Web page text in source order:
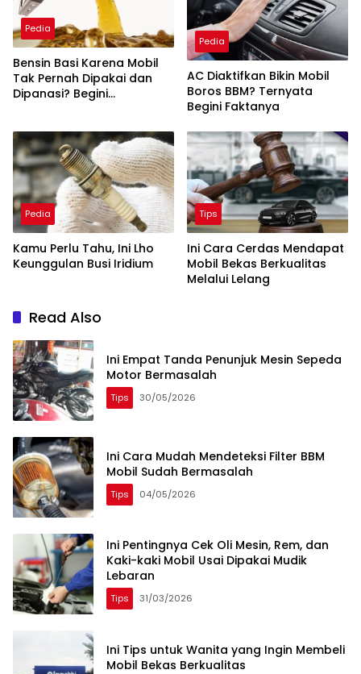
Pedia
Bensin Basi Karena Mobil
Tak Pernah Dipakai dan
Dipanasi? Begini
Pedia
AC Diaktifkan Bikin Mobil
Boros BBM? Ternyata
Begini Faktanya
Pedia
Kamu Perlu Tahu, Ini Lho
Keunggulan Busi Iridium
Tips
Ini Cara Cerdas Mendapat
Mobil Bekas Berkualitas
Melalui Lelang
Read Also
Ini Empat Tanda Penunjuk Mesin Sepeda
Motor Bermasalah
Tips 30/05/2026
Ini Cara Mudah Mendeteksi Filter BBM
Mobil Sudah Bermasalah
Tips 04/05/2026
Ini Pentingnya Cek Oli Mesin, Rem, dan
Kaki-kaki Mobil Usai Dipakai Mudik
Lebaran
Tips 31/03/2026
Ini Tips untuk Wanita yang Ingin Membeli
Mobil Bekas Berkualitas